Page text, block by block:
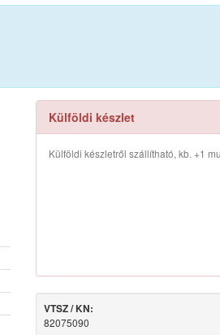
Külföldi készlet
Külföldi készletről szállítható, kb. +1
VTSZ / KN:
82075090